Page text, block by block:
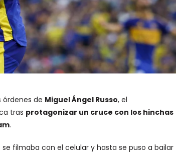
de Miguel Ángel Russo, el
tras protagonizar un cruce con los hinchas
.
filmaba con el celular y hasta se puso a bailar